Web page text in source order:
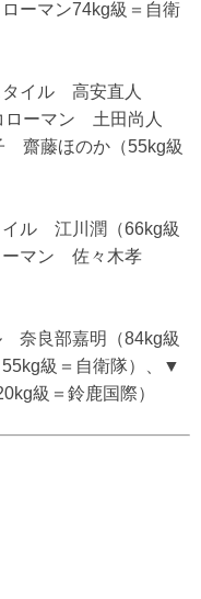
ーマン74kg級＝自衛
イル 高安直人
ローマン 土田尚人
齋藤ほのか（55kg級
ル 江川潤（66kg級
ーマン 佐々木孝
奈良部嘉明（84kg級
級＝自衛隊）、▼
級＝鈴鹿国際）